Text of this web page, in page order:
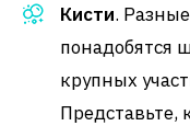
Кисти.
понадобятся
крупных
Представьте,